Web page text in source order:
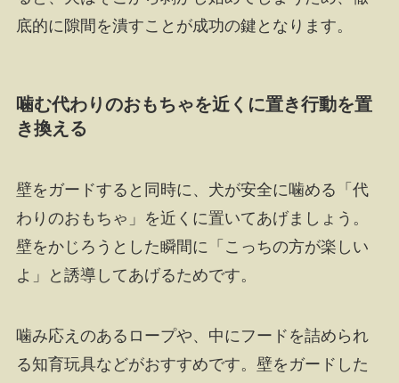
底的に隙間を潰すことが成功の鍵となります。
噛む代わりのおもちゃを近くに置き行動を置
き換える
壁をガードすると同時に、犬が安全に噛める「代
わりのおもちゃ」を近くに置いてあげましょう。
壁をかじろうとした瞬間に「こっちの方が楽しい
よ」と誘導してあげるためです。
噛み応えのあるロープや、中にフードを詰められ
る知育玩具などがおすすめです。壁をガードした